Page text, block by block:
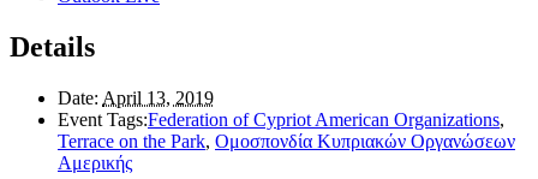
Details
Date: April 13, 2019
Event Tags:Federation of Cypriot American Organizations,
Terrace on the Park, Ομοσπονδία Κυπριακών Οργανώσεων
Αμερικής